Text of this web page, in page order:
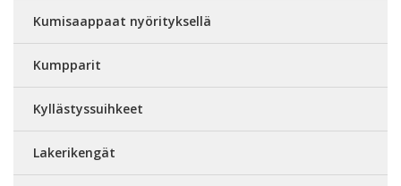
Kumisaappaat nyörityksellä
Kumpparit
Kyllästyssuihkeet
Lakerikengät